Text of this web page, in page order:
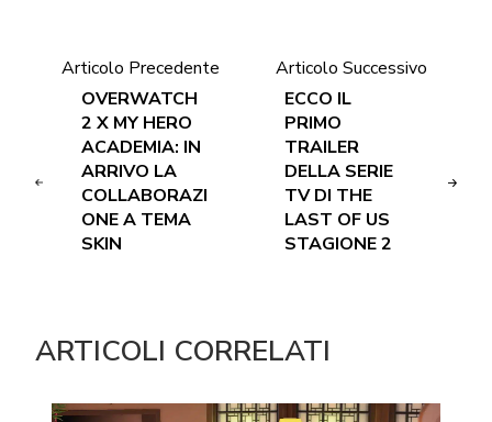
Articolo Precedente
OVERWATCH
2 X MY HERO
ACADEMIA: IN
ARRIVO LA
COLLABORAZI
ONE A TEMA
SKIN
Articolo Successivo
ECCO IL
PRIMO
TRAILER
DELLA SERIE
TV DI THE
LAST OF US
STAGIONE 2
ARTICOLI CORRELATI